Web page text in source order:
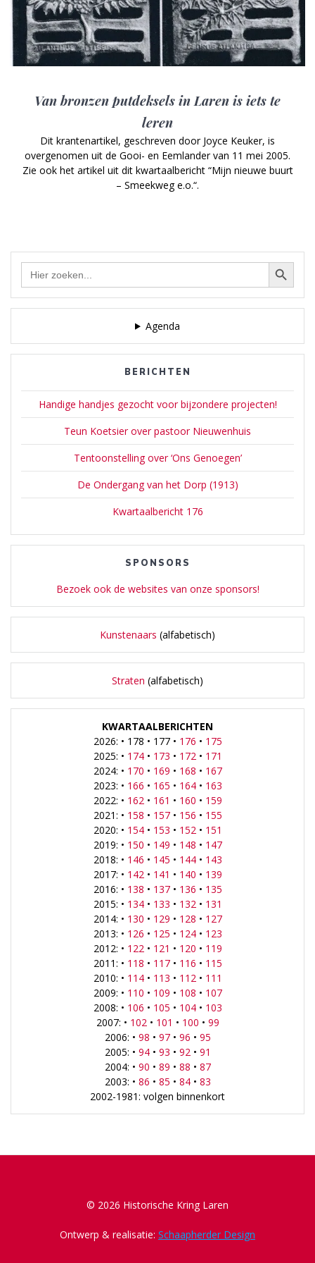
Van bronzen putdeksels in Laren is iets te
leren
Dit krantenartikel, geschreven door Joyce Keuker, is
overgenomen uit de Gooi- en Eemlander van 11 mei 2005.
Zie ook het artikel uit dit kwartaalbericht “Mijn nieuwe buurt
– Smeekweg e.o.“.
Zoek Zoekknop
Agenda
BERICHTEN
Handige handjes gezocht voor bijzondere projecten!
Teun Koetsier over pastoor Nieuwenhuis
Tentoonstelling over ‘Ons Genoegen’
De Ondergang van het Dorp (1913)
Kwartaalbericht 176
SPONSORS
Bezoek ook de websites van onze sponsors!
Kunstenaars (alfabetisch)
Straten (alfabetisch)
KWARTAALBERICHTEN
2026: • 178 • 177 • 176 • 175
2025: • 174• 173 • 172 • 171
2024: • 170 • 169 • 168 • 167
2023: • 166 • 165 • 164• 163
2022: • 162 • 161 • 160 • 159
2021: • 158 • 157• 156 • 155
2020: • 154• 153 • 152 • 151
2019: • 150 • 149 • 148 • 147
2018: • 146 • 145 • 144• 143
2017: • 142 • 141 • 140 • 139
2016: • 138 • 137• 136 • 135
2015: • 134• 133 • 132 • 131
2014: • 130 • 129 • 128 • 127
2013: • 126 • 125 • 124• 123
2012: • 122 • 121 • 120 • 119
2011: • 118 • 117• 116 • 115
2010: • 114• 113 • 112 • 111
2009: • 110 • 109 • 108 • 107
2008: • 106 • 105 • 104• 103
2007: • 102 • 101 • 100 • 99
2006: • 98 • 97• 96 • 95
2005: • 94• 93 • 92 • 91
2004: • 90 • 89 • 88 • 87
2003: • 86 • 85 • 84• 83
2002-1981: volgen binnenkort
© 2026 Historische Kring Laren
Ontwerp & realisatie: Schaapherder Design